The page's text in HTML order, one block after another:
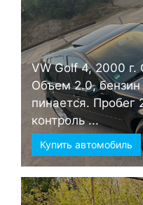
VW Golf 4, 2000
Объем 2.0,
пинается. Пробег
контроль ...
Купить автомобиль